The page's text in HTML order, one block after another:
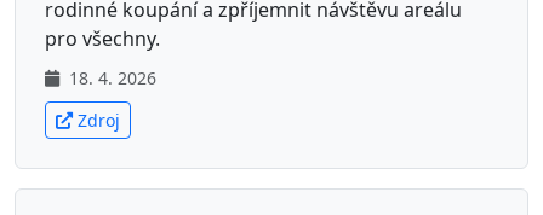
rodinné koupání a zpříjemnit návštěvu areálu
pro všechny.
18. 4. 2026
Zdroj